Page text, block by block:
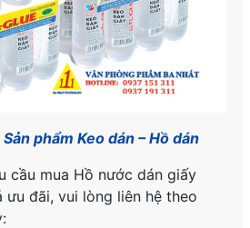
phẩm Keo dán – Hồ dán
cầu mua Hồ nước dán giấy
ưu đãi, vui lòng liên hệ theo